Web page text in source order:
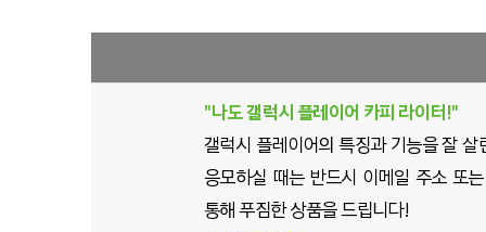
"나도 갤럭시 플레이어 카피 라이터!"
갤럭시 플레이어의 특징과 기능을 잘
응모하실 때는 반드시 이메일 주소 또
통해 푸짐한 상품을 드립니다!